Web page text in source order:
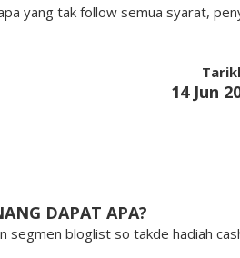
yang tak follow semua syarat,
14 Jun
DAPAT APA?
segmen bloglist so takde hadiah